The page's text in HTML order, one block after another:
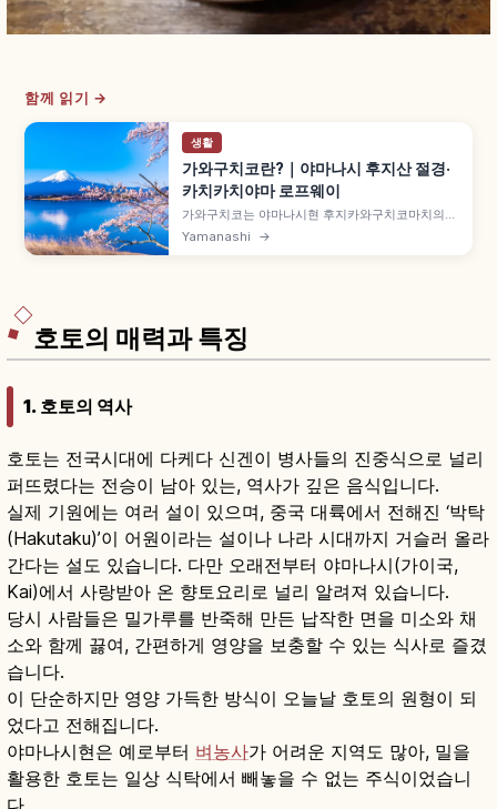
함께 읽기 →
생활
가와구치코란?｜야마나시 후지산 절경·
카치카치야마 로프웨이
가와구치코는 야마나시현 후지카와구치코마치의
후지고코 중 하나로, 해발 830m에 위치합니다. 후
Yamanashi →
호토의 매력과 특징
1. 호토의 역사
호토는 전국시대에 다케다 신겐이 병사들의 진중식으로 널리
퍼뜨렸다는 전승이 남아 있는, 역사가 깊은 음식입니다.
실제 기원에는 여러 설이 있으며, 중국 대륙에서 전해진 ‘박탁
(Hakutaku)’이 어원이라는 설이나 나라 시대까지 거슬러 올라
간다는 설도 있습니다. 다만 오래전부터 야마나시(가이국,
Kai)에서 사랑받아 온 향토요리로 널리 알려져 있습니다.
당시 사람들은 밀가루를 반죽해 만든 납작한 면을 미소와 채
소와 함께 끓여, 간편하게 영양을 보충할 수 있는 식사로 즐겼
습니다.
이 단순하지만 영양 가득한 방식이 오늘날 호토의 원형이 되
었다고 전해집니다.
야마나시현은 예로부터 벼농사가 어려운 지역도 많아, 밀을
활용한 호토는 일상 식탁에서 빼놓을 수 없는 주식이었습니
다.